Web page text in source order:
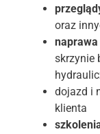
oraz
naprawa
skrzynie
dojazd i
klienta